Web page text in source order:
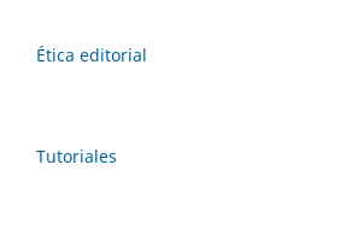
Ética editorial
Tutoriales